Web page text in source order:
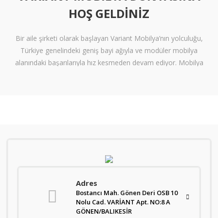
HOŞ GELDINIZ
Bir aile şirketi olarak başlayan Variant Mobilya’nın yolculuğu,
Türkiye genelindeki geniş bayi ağıyla ve modüler mobilya
alanındaki başarılarıyla hız kesmeden devam ediyor. Mobilya
tepelere çıkarıyoruz. Kanserojen içermeyen materyallerle üretilen
standartlarını da karşılar nitelikte. Sağlam işçilik ve kaliteli bir
üretimin sonucu olarak üretilen ürünler, uzun ömürlü bir kullanım
vadediyor. Variant’ın ürün gamı ise oldukça geniş. Modüler ve
Adres
Bostancı Mah. Gönen Deri OSB 10
Nolu Cad. VARİANT Apt. NO:8 A
GÖNEN/BALIKESİR